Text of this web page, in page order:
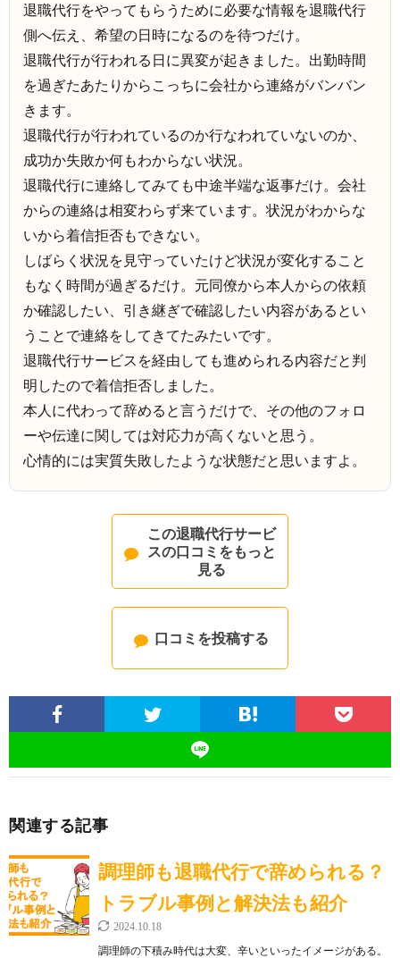
退職代行をやってもらうために必要な情報を退職代行
側へ伝え、希望の日時になるのを待つだけ。
退職代行が行われる日に異変が起きました。出勤時間
を過ぎたあたりからこっちに会社から連絡がバンバン
きます。
退職代行が行われているのか行なわれていないのか、
成功か失敗か何もわからない状況。
退職代行に連絡してみても中途半端な返事だけ。会社
からの連絡は相変わらず来ています。状況がわからな
いから着信拒否もできない。
しばらく状況を見守っていたけど状況が変化すること
もなく時間が過ぎるだけ。元同僚から本人からの依頼
か確認したい、引き継ぎで確認したい内容があるとい
うことで連絡をしてきてたみたいです。
退職代行サービスを経由しても進められる内容だと判
明したので着信拒否しました。
本人に代わって辞めると言うだけで、その他のフォロ
ーや伝達に関しては対応力が高くないと思う。
心情的には実質失敗したような状態だと思いますよ。
この退職代行サービ
スの口コミをもっと
見る
口コミを投稿する
関連する記事
調理師も退職代行で辞められる？
トラブル事例と解決法も紹介
2024.10.18
調理師の下積み時代は大変、辛いといったイメージがある。